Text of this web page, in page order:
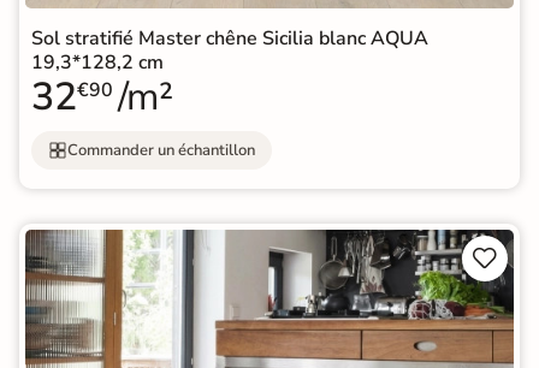
Sol stratifié Master chêne Sicilia blanc AQUA
19,3*128,2 cm
32€90 /m²
Commander un échantillon

